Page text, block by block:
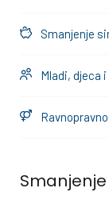
Smanjenje
Mladi, djeca